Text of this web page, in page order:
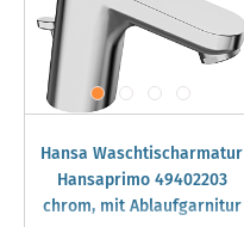
Hansa Waschtischarmatur
Hansaprimo 49402203
chrom, mit Ablaufgarnitur